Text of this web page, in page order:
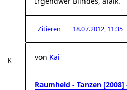
Zitieren 18.07.2012, 11:35
von Kai
Raumheld - Tanzen [2008]